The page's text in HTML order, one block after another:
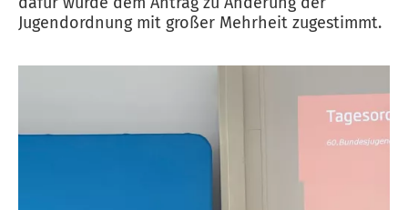
Jugendordnung mit großer Mehrheit zugestimmt.